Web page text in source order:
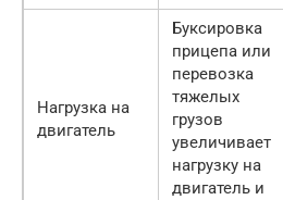
Нагрузка на
двигатель
Буксировка
прицепа или
перевозка
тяжелых
грузов
увеличивает
нагрузку на
двигатель и